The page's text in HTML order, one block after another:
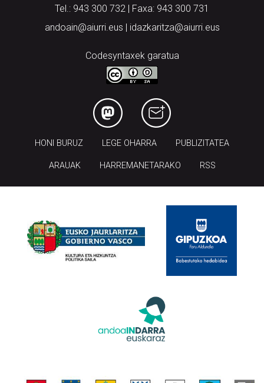
Tel.: 943 300 732 | Faxa: 943 300 731
andoain@aiurri.eus | idazkaritza@aiurri.eus
Codesyntaxek garatua
HONI BURUZ LEGE OHARRA PUBLIZITATEA
ARAUAK HARREMANETARAKO RSS